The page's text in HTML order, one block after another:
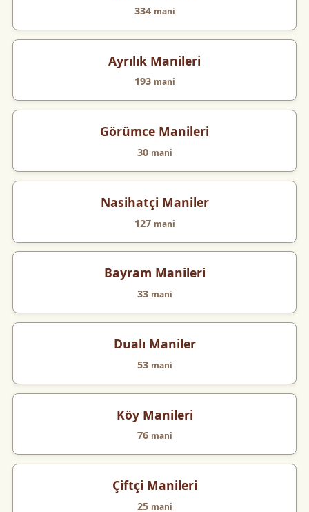
334 mani
Ayrılık Manileri
193 mani
Görümce Manileri
30 mani
Nasihatçi Maniler
127 mani
Bayram Manileri
33 mani
Dualı Maniler
53 mani
Köy Manileri
76 mani
Çiftçi Manileri
25 mani